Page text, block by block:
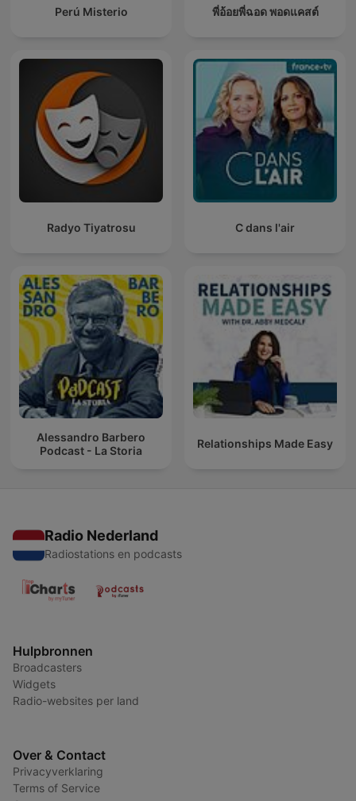
Perú Misterio พี่อ้อยพี่ฉอด พอดแคสต์
Radyo Tiyatrosu C dans l'air
Alessandro Barbero
Podcast - La Storia
Relationships Made Easy
Radio Nederland
Radiostations en podcasts
Hulpbronnen
Broadcasters
Widgets
Radio-websites per land
Over & Contact
Privacyverklaring
Terms of Service